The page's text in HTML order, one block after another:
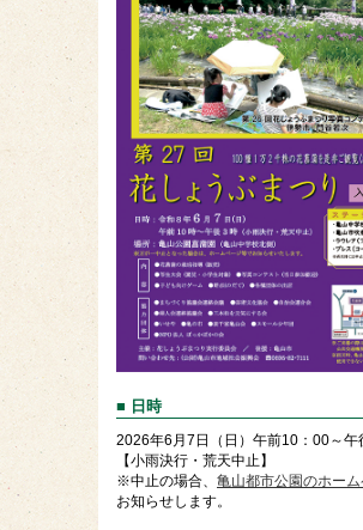
■ 日時
2026年6月7日（日）午前10：00～午
【小雨決行・荒天中止】
※中止の場合、 亀山都市公園のホーム
お知らせします。